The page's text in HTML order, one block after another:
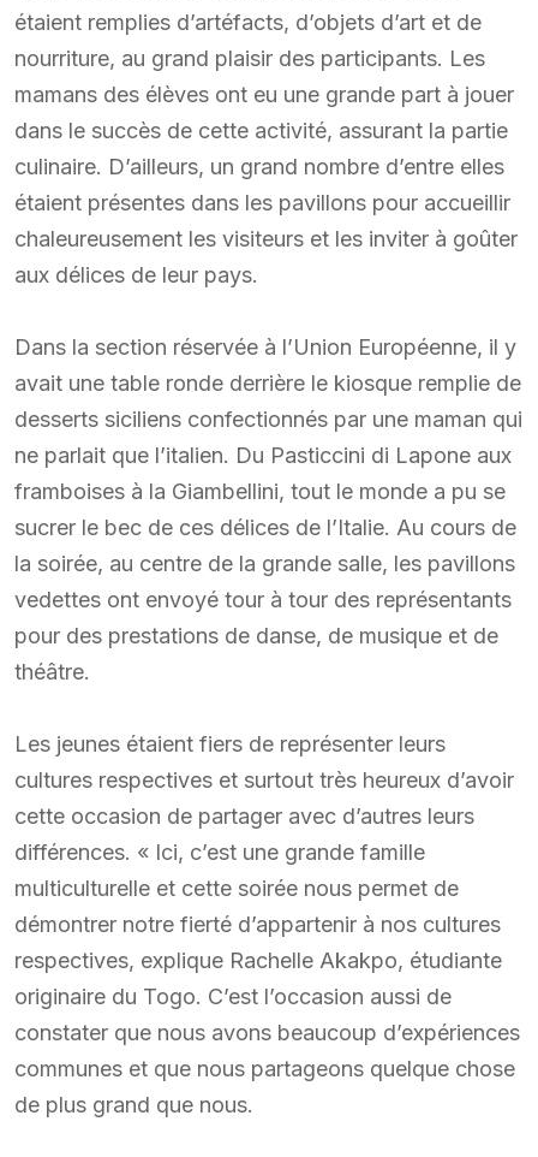
étaient remplies d’artéfacts, d’objets d’art et de
nourriture, au grand plaisir des participants. Les
mamans des élèves ont eu une grande part à jouer
dans le succès de cette activité, assurant la partie
culinaire. D’ailleurs, un grand nombre d’entre elles
étaient présentes dans les pavillons pour accueillir
chaleureusement les visiteurs et les inviter à goûter
aux délices de leur pays.
Dans la section réservée à l’Union Européenne, il y
avait une table ronde derrière le kiosque remplie de
desserts siciliens confectionnés par une maman qui
ne parlait que l’italien. Du Pasticcini di Lapone aux
framboises à la Giambellini, tout le monde a pu se
sucrer le bec de ces délices de l’Italie. Au cours de
la soirée, au centre de la grande salle, les pavillons
vedettes ont envoyé tour à tour des représentants
pour des prestations de danse, de musique et de
théâtre.
Les jeunes étaient fiers de représenter leurs
cultures respectives et surtout très heureux d’avoir
cette occasion de partager avec d’autres leurs
différences. « Ici, c’est une grande famille
multiculturelle et cette soirée nous permet de
démontrer notre fierté d’appartenir à nos cultures
respectives, explique Rachelle Akakpo, étudiante
originaire du Togo. C’est l’occasion aussi de
constater que nous avons beaucoup d’expériences
communes et que nous partageons quelque chose
de plus grand que nous.